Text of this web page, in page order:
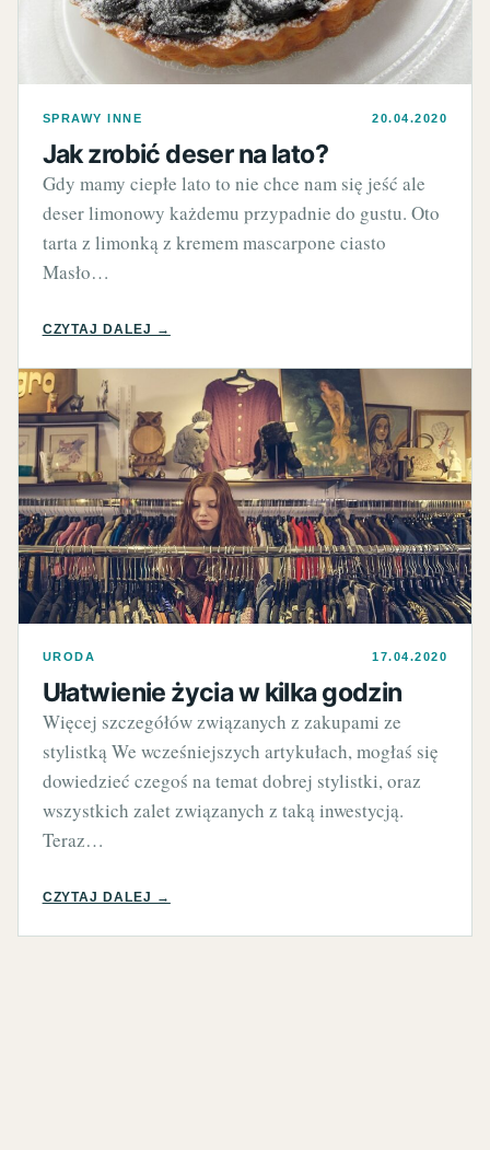
SPRAWY INNE 20.04.2020
Jak zrobić deser na lato?
Gdy mamy ciepłe lato to nie chce nam się jeść ale
deser limonowy każdemu przypadnie do gustu. Oto
tarta z limonką z kremem mascarpone ciasto
Masło…
CZYTAJ DALEJ →
URODA 17.04.2020
Ułatwienie życia w kilka godzin
Więcej szczegółów związanych z zakupami ze
stylistką We wcześniejszych artykułach, mogłaś się
dowiedzieć czegoś na temat dobrej stylistki, oraz
wszystkich zalet związanych z taką inwestycją.
Teraz…
CZYTAJ DALEJ →